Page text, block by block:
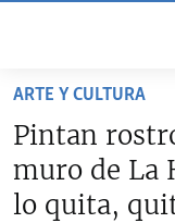
accesibilidad
contenido
principal
ESTADOS UNIDOS
ARTE Y CULTURA
Pintan
muro de La
lo quita,